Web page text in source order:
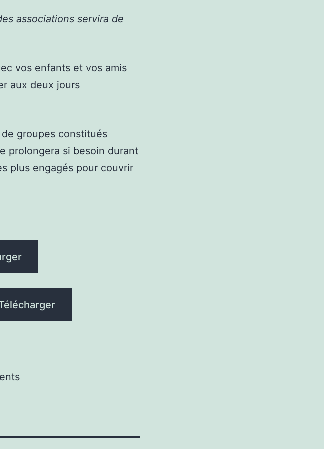
associations servira de
vos enfants et vos amis
aux deux jours
groupes constitués
prolongera si besoin durant
plus engagés pour couvrir